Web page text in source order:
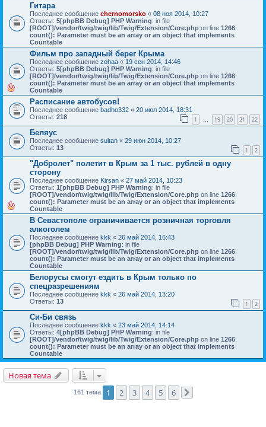
Гитара
Последнее сообщение chernomorsko « 08 ноя 2014, 10:27
Ответы: 5[phpBB Debug] PHP Warning: in file
[ROOT]/vendor/twig/twig/lib/Twig/Extension/Core.php on line 1266:
count(): Parameter must be an array or an object that implements
Countable
Фильм про западный берег Крыма
Последнее сообщение zohaa « 19 сен 2014, 14:46
Ответы: 5[phpBB Debug] PHP Warning: in file
[ROOT]/vendor/twig/twig/lib/Twig/Extension/Core.php on line 1266:
count(): Parameter must be an array or an object that implements
Countable
Расписание автобусов!
Последнее сообщение badho332 « 20 июл 2014, 18:31
Ответы: 218 1 … 19 20 21 22
Беляус
Последнее сообщение sultan « 29 июн 2014, 10:27
Ответы: 13 1 2
"Добролет" полетит в Крым за 1 тыс. рублей в одну
сторону
Последнее сообщение Kirsan « 27 май 2014, 10:23
Ответы: 1[phpBB Debug] PHP Warning: in file
[ROOT]/vendor/twig/twig/lib/Twig/Extension/Core.php on line 1266:
count(): Parameter must be an array or an object that implements
Countable
В Севастополе ограничивается розничная торговля
алкоголем
Последнее сообщение kkk « 26 май 2014, 16:43
[phpBB Debug] PHP Warning: in file
[ROOT]/vendor/twig/twig/lib/Twig/Extension/Core.php on line 1266:
count(): Parameter must be an array or an object that implements
Countable
Белорусы смогут ездить в Крым только по
спецразрешениям
Последнее сообщение kkk « 26 май 2014, 13:20
Ответы: 13 1 2
Си-Би связь
Последнее сообщение kkk « 23 май 2014, 14:14
Ответы: 4[phpBB Debug] PHP Warning: in file
[ROOT]/vendor/twig/twig/lib/Twig/Extension/Core.php on line 1266:
count(): Parameter must be an array or an object that implements
Countable
Новая тема
161 тема 1 2 3 4 5 6